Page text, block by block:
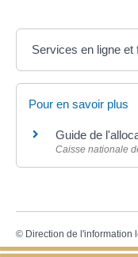
Services en ligne et
Pour en savoir plus
Guide de
Caisse nationale
© Direction de l'information